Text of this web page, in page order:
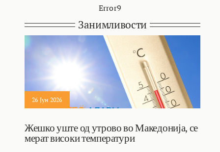
Error9
Занимливости
26 Јун 2026
Жешко уште од утрово во Македонија, се
мерат високи температури